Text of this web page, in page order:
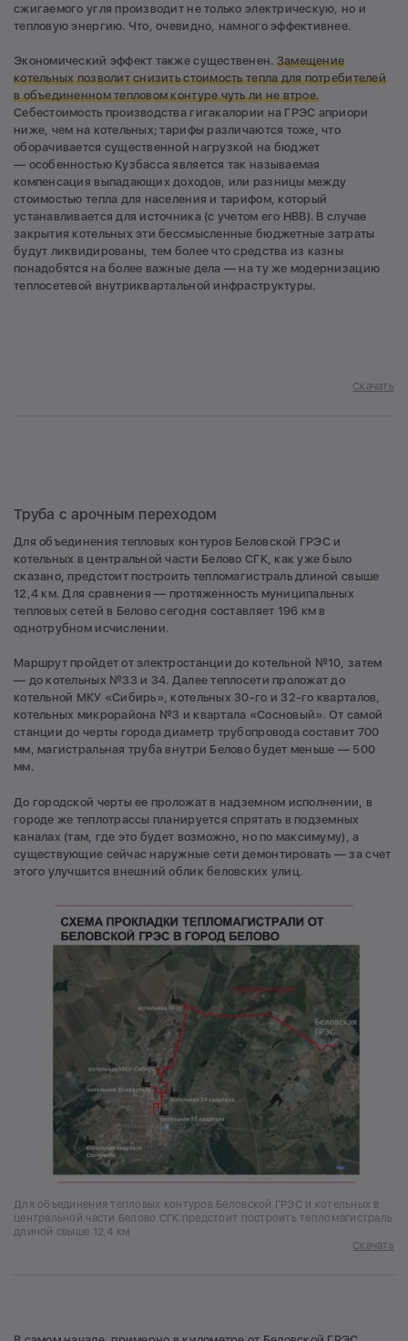
сжигаемого угля производит не только электрическую, но и
тепловую энергию. Что, очевидно, намного эффективнее.
Экономический эффект также существенен. Замещение
котельных позволит снизить стоимость тепла для потребителей
в объединенном тепловом контуре чуть ли не втрое.
Себестоимость производства гигакалории на ГРЭС априори
ниже, чем на котельных; тарифы различаются тоже, что
оборачивается существенной нагрузкой на бюджет
— особенностью Кузбасса является так называемая
компенсация выпадающих доходов, или разницы между
стоимостью тепла для населения и тарифом, который
устанавливается для источника (с учетом его НВВ). В случае
закрытия котельных эти бессмысленные бюджетные затраты
будут ликвидированы, тем более что средства из казны
понадобятся на более важные дела — на ту же модернизацию
теплосетевой внутриквартальной инфраструктуры.
Скачать
Труба с арочным переходом
Для объединения тепловых контуров Беловской ГРЭС и
котельных в центральной части Белово СГК, как уже было
сказано, предстоит построить тепломагистраль длиной свыше
12,4 км. Для сравнения — протяженность муниципальных
тепловых сетей в Белово сегодня составляет 196 км в
однотрубном исчислении.
Маршрут пройдет от электростанции до котельной №10, затем
— до котельных №33 и 34. Далее теплосети проложат до
котельной МКУ «Сибирь», котельных 30-го и 32-го кварталов,
котельных микрорайона №3 и квартала «Сосновый». От самой
станции до черты города диаметр трубопровода составит 700
мм, магистральная труба внутри Белово будет меньше — 500
мм.
До городской черты ее проложат в надземном исполнении, в
городе же теплотрассы планируется спрятать в подземных
каналах (там, где это будет возможно, но по максимуму), а
существующие сейчас наружные сети демонтировать — за счет
этого улучшится внешний облик беловских улиц.
Для объединения тепловых контуров Беловской ГРЭС и котельных в
центральной части Белово СГК предстоит построить тепломагистраль
длиной свыше 12,4 км
Скачать